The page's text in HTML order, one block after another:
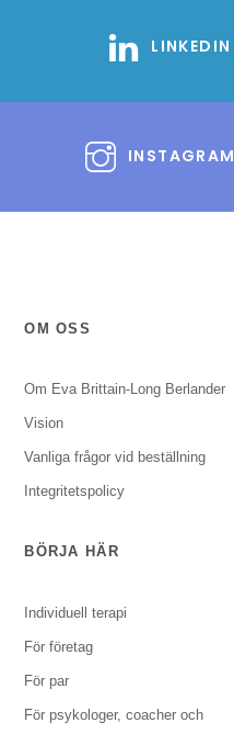
LINKEDIN
INSTAGRAM
OM OSS
Om Eva Brittain-Long Berlander
Vision
Vanliga frågor vid beställning
Integritetspolicy
BÖRJA HÄR
Individuell terapi
För företag
För par
För psykologer, coacher och